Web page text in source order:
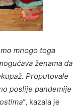
mnogo toga
ženama da
Proputovale
poslije pandemije
, kazala je